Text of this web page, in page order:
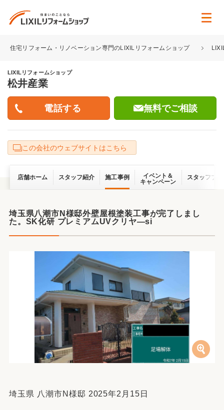
住宅リフォーム・リノベーション専門のLIXILリフォームショップ
LIXILリフォームショップ
松井産業
無料でご相談
この会社のウェブサイトはこちら
店舗ホーム スタッフ紹介 施工事例
イベント＆
キャンペーン
スタッフブ
埼玉県八潮市N様邸外壁屋根塗装工事が完了しまし
た。SK化研 プレミアムUVクリヤ―si
埼玉県 八潮市N様邸 2025年2月15日